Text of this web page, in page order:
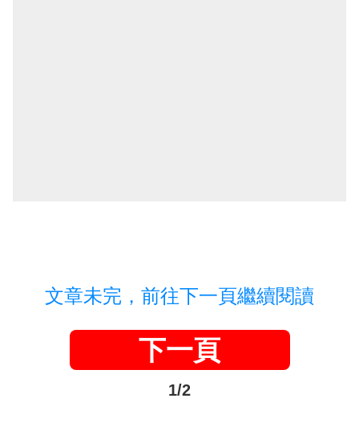
文章未完，前往下一頁繼續閱讀
下一頁
1/2